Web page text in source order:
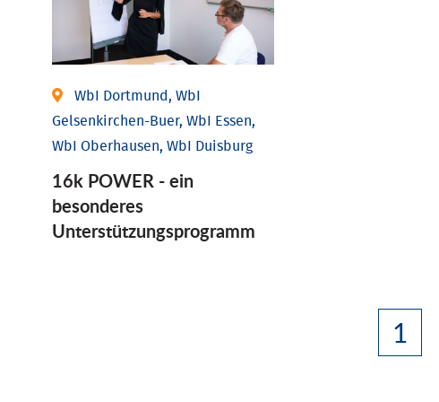
WbI Dortmund, WbI
Gelsenkirchen-Buer, WbI Essen,
WbI Oberhausen, WbI Duisburg
16k POWER - ein
besonderes
Unterstützungsprogramm
1